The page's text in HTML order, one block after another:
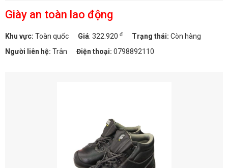
Giày an toàn lao động
Khu vực: Toàn quốc Giá: 322.920 đ Trạng thái: Còn hàng
Người liên hệ: Trân Điện thoại: 0798892110